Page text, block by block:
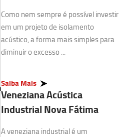
Como nem sempre é possível investir
em um projeto de isolamento
acústico, a forma mais simples para
diminuir o excesso ...
Saiba Mais
Veneziana Acústica
Industrial Nova Fátima
A veneziana industrial é um